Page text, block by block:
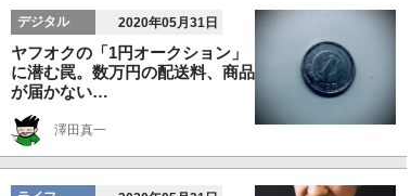
デジタル 2020年05月31日
ヤフオクの「1円オークション」
に潜む罠。数万円の配送料、商品
が届かない…
澤田真一